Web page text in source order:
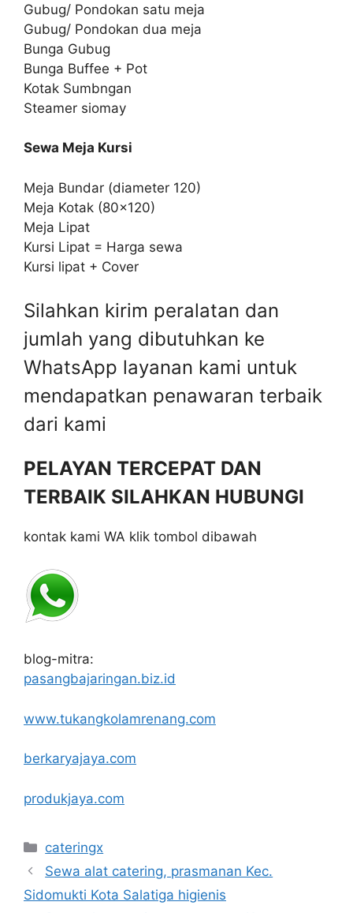
Gubug/ Pondokan satu meja
Gubug/ Pondokan dua meja
Bunga Gubug
Bunga Buffee + Pot
Kotak Sumbngan
Steamer siomay
Sewa Meja Kursi
Meja Bundar (diameter 120)
Meja Kotak (80×120)
Meja Lipat
Kursi Lipat = Harga sewa
Kursi lipat + Cover
Silahkan kirim peralatan dan
jumlah yang dibutuhkan ke
WhatsApp layanan kami untuk
mendapatkan penawaran terbaik
dari kami
PELAYAN TERCEPAT DAN
TERBAIK SILAHKAN HUBUNGI
kontak kami WA klik tombol dibawah
blog-mitra:
pasangbajaringan.biz.id
www.tukangkolamrenang.com
berkaryajaya.com
produkjaya.com
Categories
cateringx
Sewa alat catering, prasmanan Kec.
Sidomukti Kota Salatiga higienis